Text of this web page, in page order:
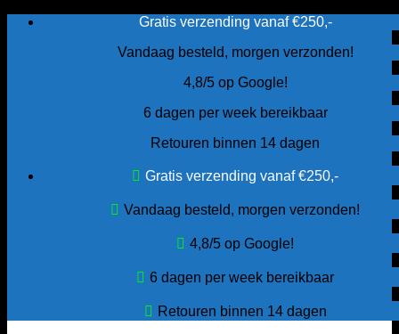
Gratis verzending vanaf €250,-
Vandaag besteld, morgen verzonden!
4,8/5 op Google!
6 dagen per week bereikbaar
Retouren binnen 14 dagen
Gratis verzending vanaf €250,-
Vandaag besteld, morgen verzonden!
4,8/5 op Google!
6 dagen per week bereikbaar
Retouren binnen 14 dagen